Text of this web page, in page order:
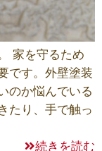
家を守るため
です。外壁塗装
のか悩んでいる
たり、手で触っ
続きを読む